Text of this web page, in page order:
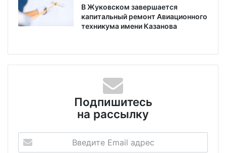
В Жуковском завершается
капитальный ремонт Авиационного
техникума имени Казанова
Подпишитесь
на рассылку